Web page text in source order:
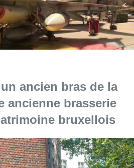
ancien bras de la
ancienne brasserie
bruxellois